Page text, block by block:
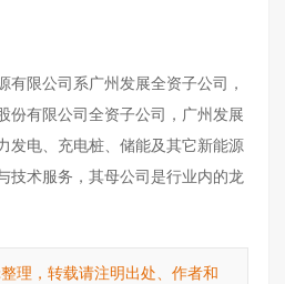
有限公司系广州发展全资子公司，
份有限公司全资子公司，广州发展
发电、充电桩、储能及其它新能源
技术服务，其母公司是行业内的龙
理，转载请注明出处、作者和